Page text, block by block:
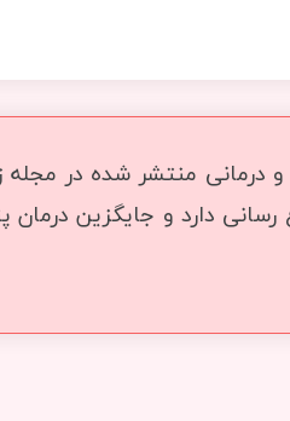
منتشر شده در مجله
رسانی دارد و جایگزین